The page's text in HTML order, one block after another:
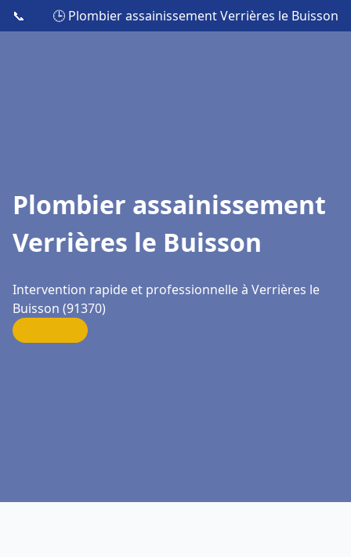
📞 🕒 Plombier assainissement Verrières le Buisson
Plombier assainissement
Verrières le Buisson
Intervention rapide et professionnelle à Verrières le
Buisson (91370)